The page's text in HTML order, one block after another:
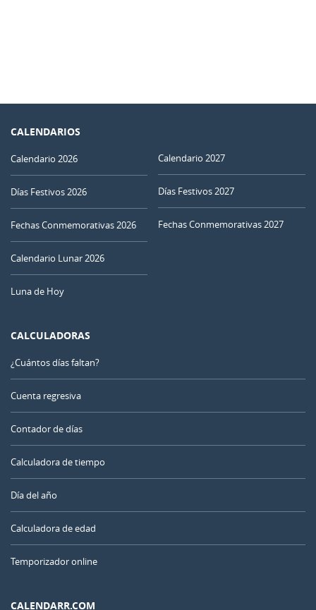
CALENDARIOS
Calendario 2026
Días Festivos 2026
Fechas Conmemorativas 2026
Calendario Lunar 2026
Luna de Hoy
Calendario 2027
Días Festivos 2027
Fechas Conmemorativas 2027
CALCULADORAS
¿Cuántos días faltan?
Cuenta regresiva
Contador de días
Calculadora de tiempo
Día del año
Calculadora de edad
Temporizador online
CALENDARR.COM